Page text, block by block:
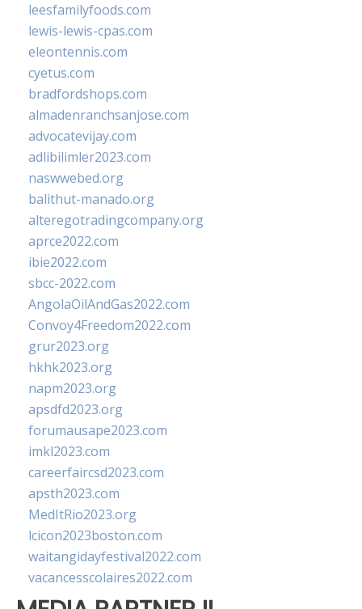
leesfamilyfoods.com
lewis-lewis-cpas.com
eleontennis.com
cyetus.com
bradfordshops.com
almadenranchsanjose.com
advocatevijay.com
adlibilimler2023.com
naswwebed.org
balithut-manado.org
alteregotradingcompany.org
aprce2022.com
ibie2022.com
sbcc-2022.com
AngolaOilAndGas2022.com
Convoy4Freedom2022.com
grur2023.org
hkhk2023.org
napm2023.org
apsdfd2023.org
forumausape2023.com
imkl2023.com
careerfaircsd2023.com
apsth2023.com
MedItRio2023.org
lcicon2023boston.com
waitangidayfestival2022.com
vacancesscolaires2022.com